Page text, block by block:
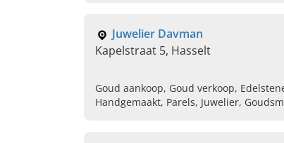
Juwelier Davman
Kapelstraat 5, Hasselt
Goud aankoop, Goud verkoop,
Handgemaakt, Parels, Juwelier,